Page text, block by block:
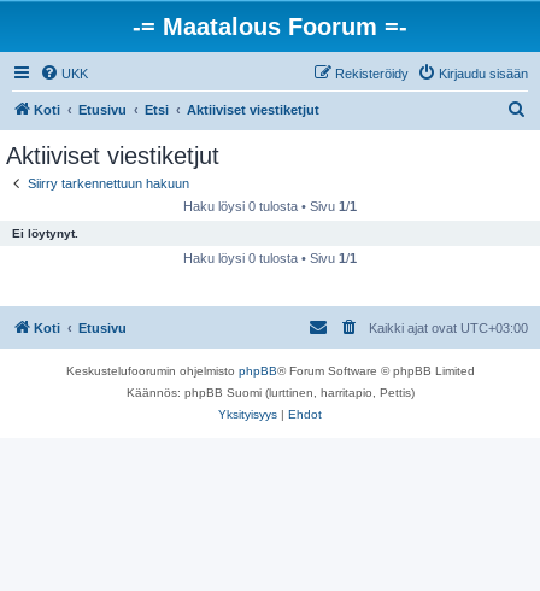
-= Maatalous Foorum =-
UKK Kirjaudu sisään
Rekisteröidy
Koti Etusivu Etsi Aktiiviset viestiketjut
Aktiiviset viestiketjut
Siirry tarkennettuun hakuun
Haku löysi 0 tulosta • Sivu 1/1
Ei löytynyt.
Haku löysi 0 tulosta • Sivu 1/1
Koti Etusivu Kaikki ajat ovat UTC+03:00
Keskustelufoorumin ohjelmisto phpBB® Forum Software © phpBB Limited
Käännös: phpBB Suomi (lurttinen, harritapio, Pettis)
Yksityisyys | Ehdot